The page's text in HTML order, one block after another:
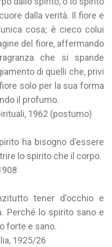
dalla verità. Il fiore e
cosa; è cieco colui
del fiore, affermando
che si spande
di quelli che, privi
solo per la sua forma
il profumo.
1962 (postumo)
ha bisogno d'essere
lo spirito che il corpo.
tener d'occhio e
Perché lo spirito sano e
forte e sano.
1925/26